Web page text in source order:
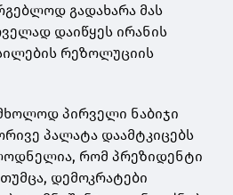
გადახარა მას
დაიწყეს ირანის
რეზოლუციის
პირველი ნაბიჯი
პალატა დაამტკიცებს
რომ პრეზიდენტი
დემოკრატები